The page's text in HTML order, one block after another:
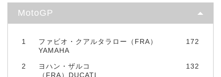
MotoGP
1
ファビオ・クアルタラロー（FRA）
YAMAHA
172
2
ヨハン・ザルコ
（FRA）DUCATI
132